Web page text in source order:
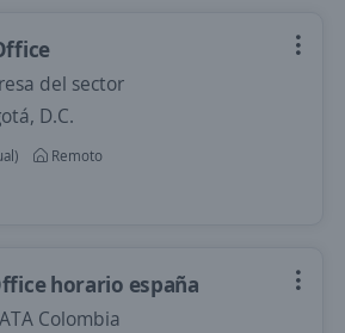
del sector
D.C.
Remoto
horario españa
Colombia